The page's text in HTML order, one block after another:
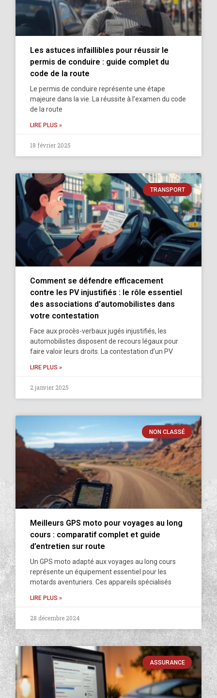
Les astuces infaillibles pour réussir le
permis de conduire : guide complet du
code de la route
Le permis de conduire représente une étape
majeure dans la vie. La réussite à l’examen du code
de la route
LIRE PLUS »
18 février 2025
TRANSPORT
Comment se défendre efficacement
contre les PV injustifiés : le rôle essentiel
des associations d’automobilistes dans
votre contestation
Face aux procès-verbaux jugés injustifiés, les
automobilistes disposent de recours légaux pour
faire valoir leurs droits. La contestation d’un PV
LIRE PLUS »
2 janvier 2025
NON CLASSÉ
Meilleurs GPS moto pour voyages au long
cours : comparatif complet et guide
d’entretien sur route
Un GPS moto adapté aux voyages au long cours
représente un équipement essentiel pour les
motards aventuriers. Ces appareils spécialisés
LIRE PLUS »
28 décembre 2024
ASSURANCE